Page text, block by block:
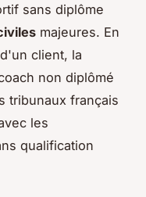
sans diplôme
majeures. En
client, la
non diplômé
tribunaux français
les
qualification